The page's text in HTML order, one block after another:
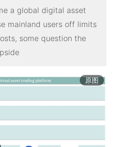
a global digital asset
mainland users off limits
some question the
原图